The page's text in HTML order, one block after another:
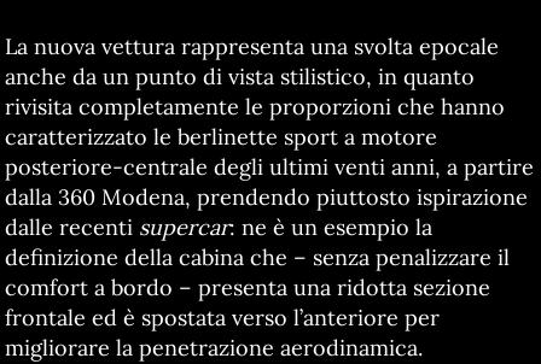
La nuova vettura rappresenta una svolta epocale
anche da un punto di vista stilistico, in quanto
rivisita completamente le proporzioni che hanno
caratterizzato le berlinette sport a motore
posteriore-centrale degli ultimi venti anni, a partire
dalla 360 Modena, prendendo piuttosto ispirazione
dalle recenti supercar: ne è un esempio la
definizione della cabina che – senza penalizzare il
comfort a bordo – presenta una ridotta sezione
frontale ed è spostata verso l’anteriore per
migliorare la penetrazione aerodinamica.